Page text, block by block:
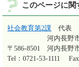
このページに
社会教育第2課 代表
〒586-8501
河内長野
河内長野
Tel：0721-53-1111